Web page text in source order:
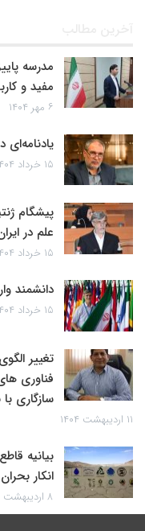
آخرین مطالب
مدرسه
مفید و
۶ مهر ۱۴۰۴
۱۵ خرداد ۱۴۰۴
پیشگام
علم در
۱۵ خرداد ۱۴۰۴
دانشمند
۱۵ خرداد ۱۴۰۴
تغییر
فناوری
سازگاری
۱۱ اردیبهشت ۱۴۰۴
بیانیه
انکار
۸ اردیبهشت ۱۴۰۴